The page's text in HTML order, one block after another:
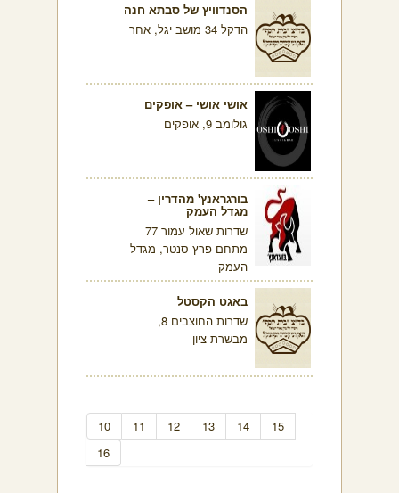
הסנדוויץ של סבתא חנה
הדקל 34 מושב יגל, אחר
אושי אושי – אופקים
גולומב 9, אופקים
בורגראנץ' מהדרין –
מגדל העמק
שדרות שאול עמור 77
מתחם פרץ סנטר, מגדל
העמק
באגט הקסטל
שדרות החוצבים 8,
מבשרת ציון
10 11 12 13 14
15
16